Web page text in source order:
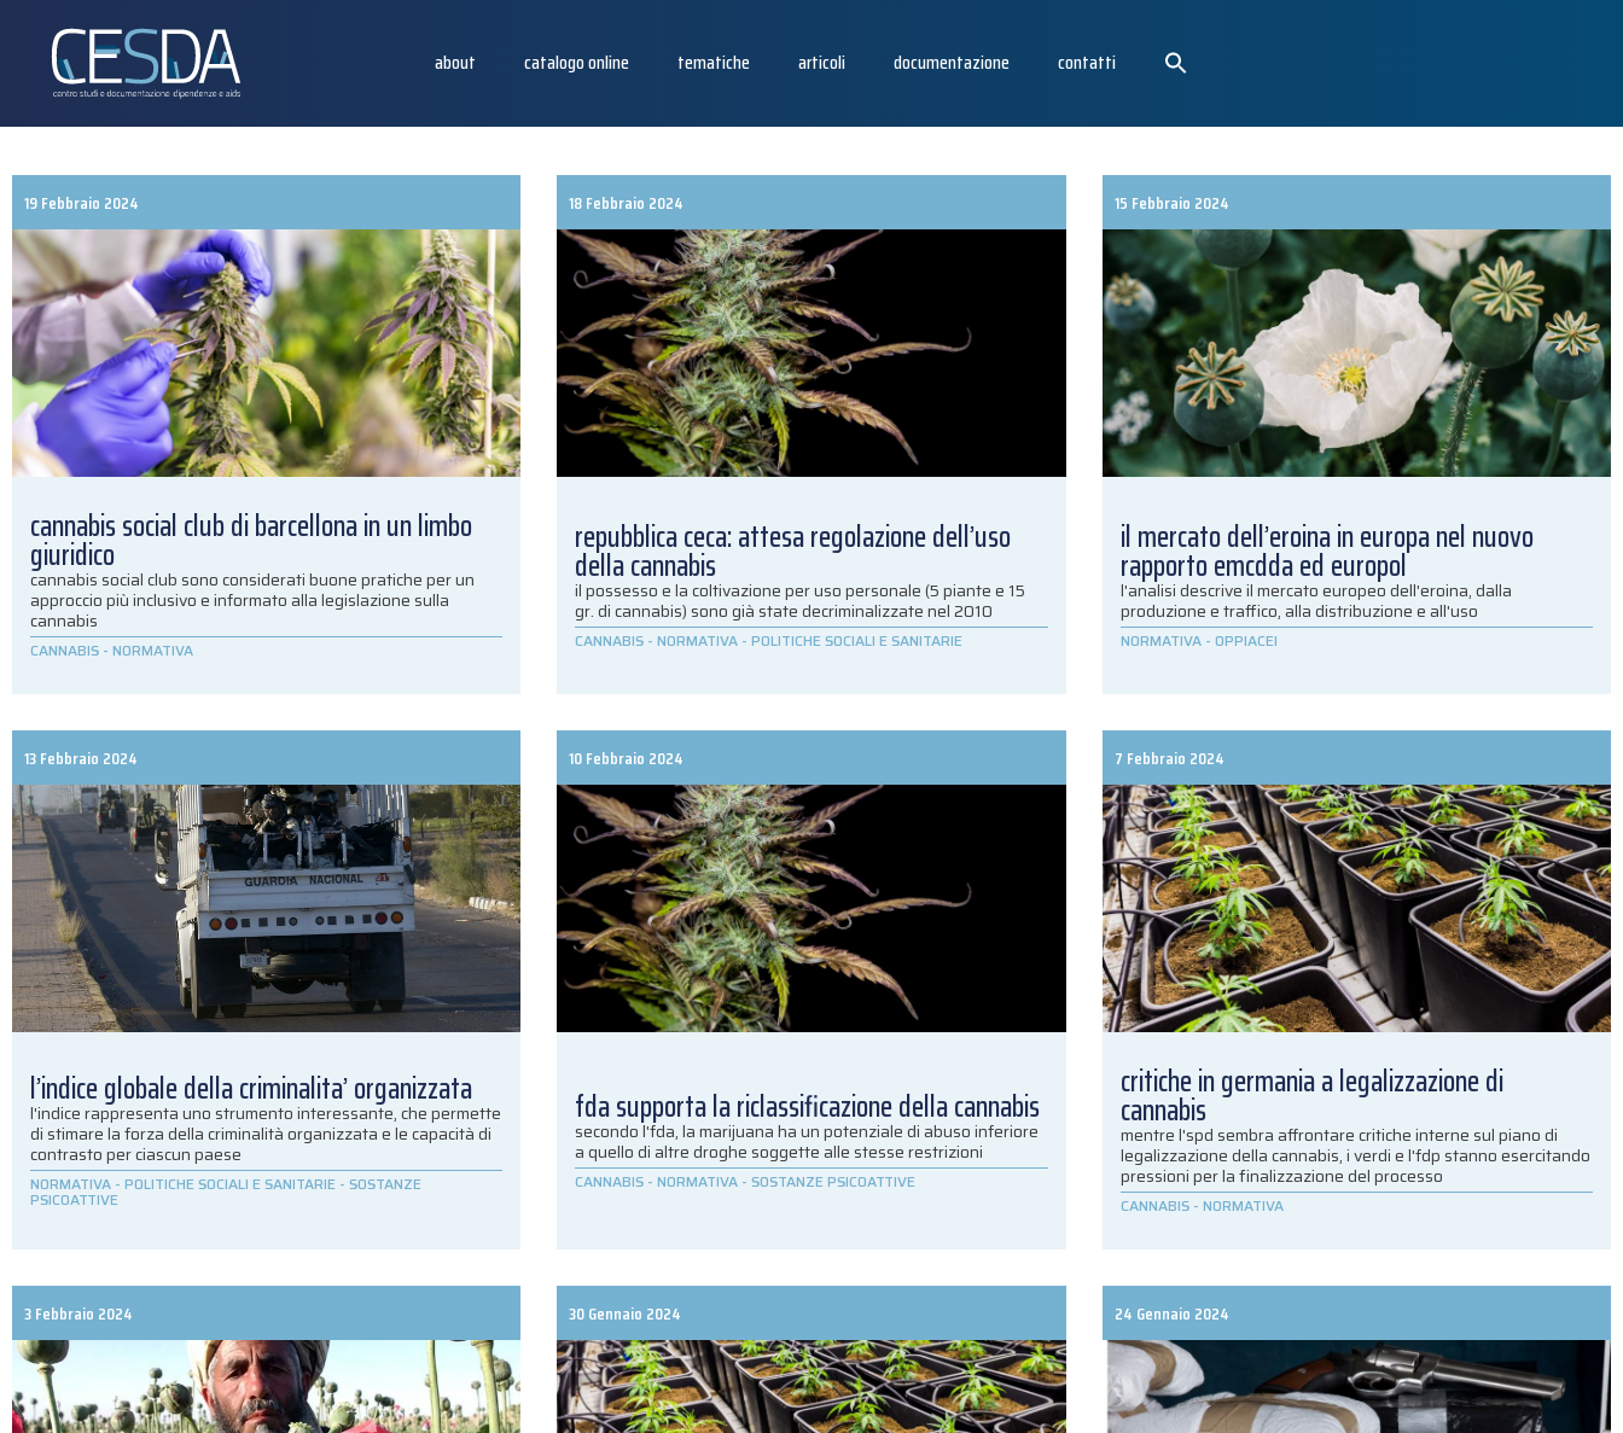
about catalogo online tematiche articoli documentazione contatti
19 Febbraio 2024
cannabis social club di barcellona in un limbo
giuridico
cannabis social club sono considerati buone pratiche per un
approccio più inclusivo e informato alla legislazione sulla
cannabis
CANNABIS - NORMATIVA
18 Febbraio 2024
repubblica ceca: attesa regolazione dell’uso
della cannabis
il possesso e la coltivazione per uso personale (5 piante e 15
gr. di cannabis) sono già state decriminalizzate nel 2010
CANNABIS -NORMATIVA -POLITICHE SOCIALI E SANITARIE
15 Febbraio 2024
il mercato dell’eroina in europa nel nuovo
rapporto emcdda ed europol
l'analisi descrive il mercato europeo dell'eroina, dalla
produzione e traffico, alla distribuzione e all'uso
NORMATIVA- OPPIACEI
13 Febbraio 2024
l’indice globale della criminalita’ organizzata
l'indice rappresenta uno strumento interessante, che permette
di stimare la forza della criminalità organizzata e le capacità di
contrasto per ciascun paese
NORMATIVA - POLITICHE SOCIALI E SANITARIE - SOSTANZE
PSICOATTIVE
10 Febbraio 2024
fda supporta la riclassificazione della cannabis
secondo l'fda, la marijuana ha un potenziale di abuso inferiore
a quello di altre droghe soggette alle stesse restrizioni
CANNABIS -NORMATIVA -SOSTANZE PSICOATTIVE
7 Febbraio 2024
critiche in germania a legalizzazione di
cannabis
mentre l'spd sembra affrontare critiche interne sul piano di
legalizzazione della cannabis, i verdi e l'fdp stanno esercitando
pressioni per la finalizzazione del processo
CANNABIS- NORMATIVA
3 Febbraio 2024 30 Gennaio 2024 24 Gennaio 2024